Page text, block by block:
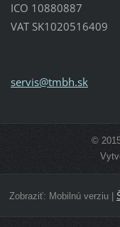
ICO 10880887
VAT SK1020516409
servis@tmbh.sk
©
Zobraziť: Mobilnú verziu|